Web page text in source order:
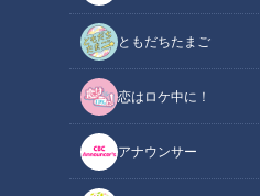
ともだちたまご
恋はロケ中に！
アナウンサー
教えマスター